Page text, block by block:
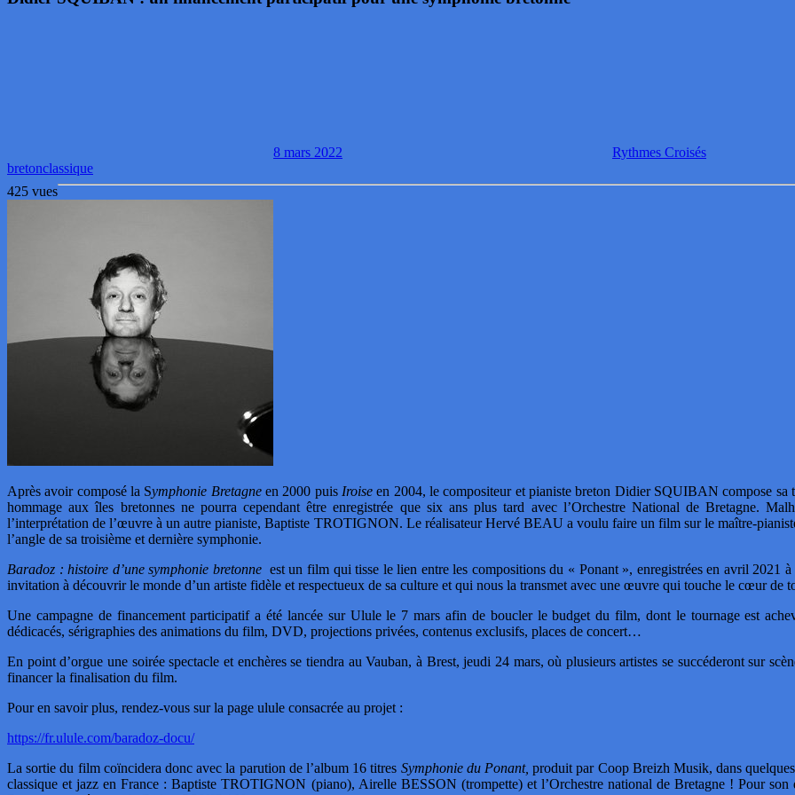
8 mars 2022 Rythmes Croisés
bretonclassique
425 vues
Après avoir composé la Symphonie Bretagneen 2000 puisIroise en 2004, le compositeur et pianiste breton Didier SQUIBAN compose sa
hommage aux îles bretonnes ne pourra cependant être enregistrée que six ans plus tard avec l’Orchestre National de Bretagne.
l’interprétation de l’œuvre à un autre pianiste, Baptiste TROTIGNON. Le réalisateur Hervé BEAU a voulu faire un film sur le maître-
l’angle de sa troisième et dernière symphonie.
Baradoz : histoire d’une symphonie bretonneest un film qui tisse le lien entre les compositions du « Ponant », enregistrées en avril 2021
invitation à découvrir le monde d’un artiste fidèle et respectueux de sa culture et qui nous la transmet avec une œuvre qui touche le cœur de
Une campagne de financement participatif a été lancée sur Ulule le 7 mars afin de boucler le budget du film, dont le tournage est
dédicacés, sérigraphies des animations du film, DVD, projections privées, contenus exclusifs, places de concert…
En point d’orgue une soirée spectacle et enchères se tiendra au Vauban, à Brest, jeudi 24 mars, où plusieurs artistes se succéderont sur
financer la finalisation du film.
Pour en savoir plus, rendez-vous sur la page ulule consacrée au projet :
https://fr.ulule.com/baradoz-docu/
La sortie du film coïncidera donc avec la parution de l’album 16 titres Symphonie du Ponant, produit par Coop Breizh Musik, dans
classique et jazz en France : Baptiste TROTIGNON (piano), Airelle BESSON (trompette) et l’Orchestre national de Bretagne ! Pour